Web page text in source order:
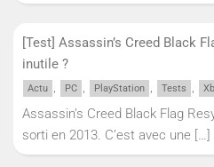
[Test] Assassin’s Creed Black
inutile ?
Actu , PC , PlayStation , Tests ,
Assassin’s Creed Black Flag
sorti en 2013. C’est avec une […]